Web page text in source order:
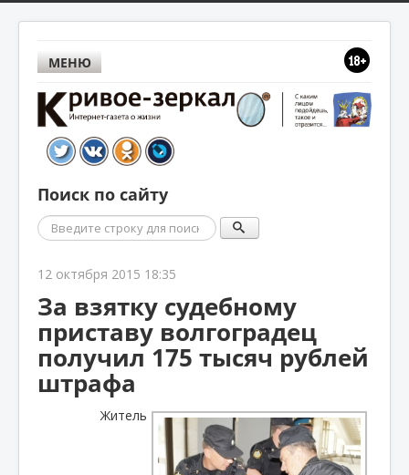
МЕНЮ
Поиск по сайту
Поиск
12 октября 2015 18:35
За взятку судебному
приставу волгоградец
получил 175 тысяч рублей
штрафа
Житель